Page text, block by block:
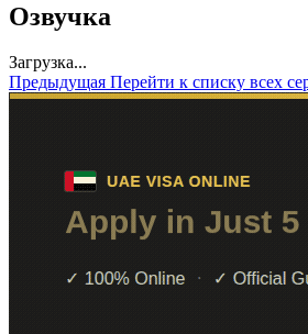
Озвучка
Загрузка...
Предыдущая Перейти к списку всех